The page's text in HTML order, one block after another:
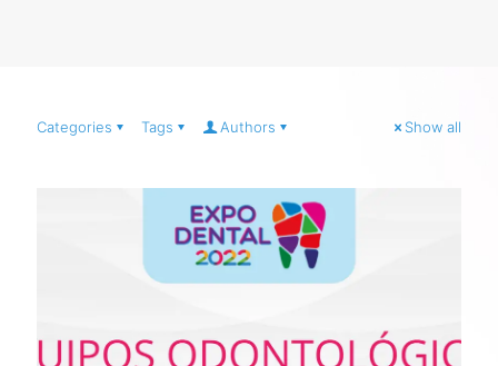
Categories Tags Authors Show all